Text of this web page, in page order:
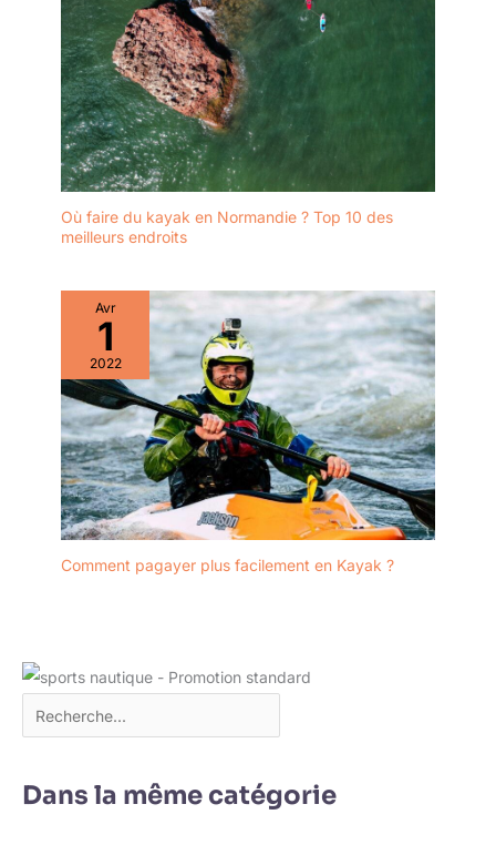
Où faire du kayak en Normandie ? Top 10 des
meilleurs endroits
Avr
1
2022
Comment pagayer plus facilement en Kayak ?
Dans la même catégorie